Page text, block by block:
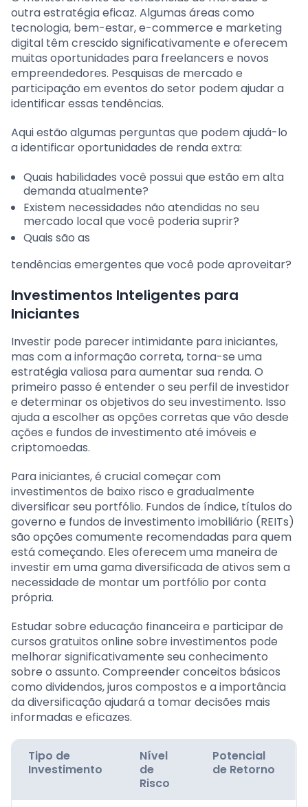
outra estratégia eficaz. Algumas áreas como
tecnologia, bem-estar, e-commerce e marketing
digital têm crescido significativamente e oferecem
muitas oportunidades para freelancers e novos
empreendedores. Pesquisas de mercado e
participação em eventos do setor podem ajudar a
identificar essas tendências.
Aqui estão algumas perguntas que podem ajudá-lo
a identificar oportunidades de renda extra:
Quais habilidades você possui que estão em alta
demanda atualmente?
Existem necessidades não atendidas no seu
mercado local que você poderia suprir?
Quais são as
tendências emergentes que você pode aproveitar?
Investimentos Inteligentes para
Iniciantes
Investir pode parecer intimidante para iniciantes,
mas com a informação correta, torna-se uma
estratégia valiosa para aumentar sua renda. O
primeiro passo é entender o seu perfil de investidor
e determinar os objetivos do seu investimento. Isso
ajuda a escolher as opções corretas que vão desde
ações e fundos de investimento até imóveis e
criptomoedas.
Para iniciantes, é crucial começar com
investimentos de baixo risco e gradualmente
diversificar seu portfólio. Fundos de índice, títulos do
governo e fundos de investimento imobiliário (REITs)
são opções comumente recomendadas para quem
está começando. Eles oferecem uma maneira de
investir em uma gama diversificada de ativos sem a
necessidade de montar um portfólio por conta
própria.
Estudar sobre educação financeira e participar de
cursos gratuitos online sobre investimentos pode
melhorar significativamente seu conhecimento
sobre o assunto. Compreender conceitos básicos
como dividendos, juros compostos e a importância
da diversificação ajudará a tomar decisões mais
informadas e eficazes.
Tipo de
Investimento
Nível
de
Risco
Potencial
de Retorno